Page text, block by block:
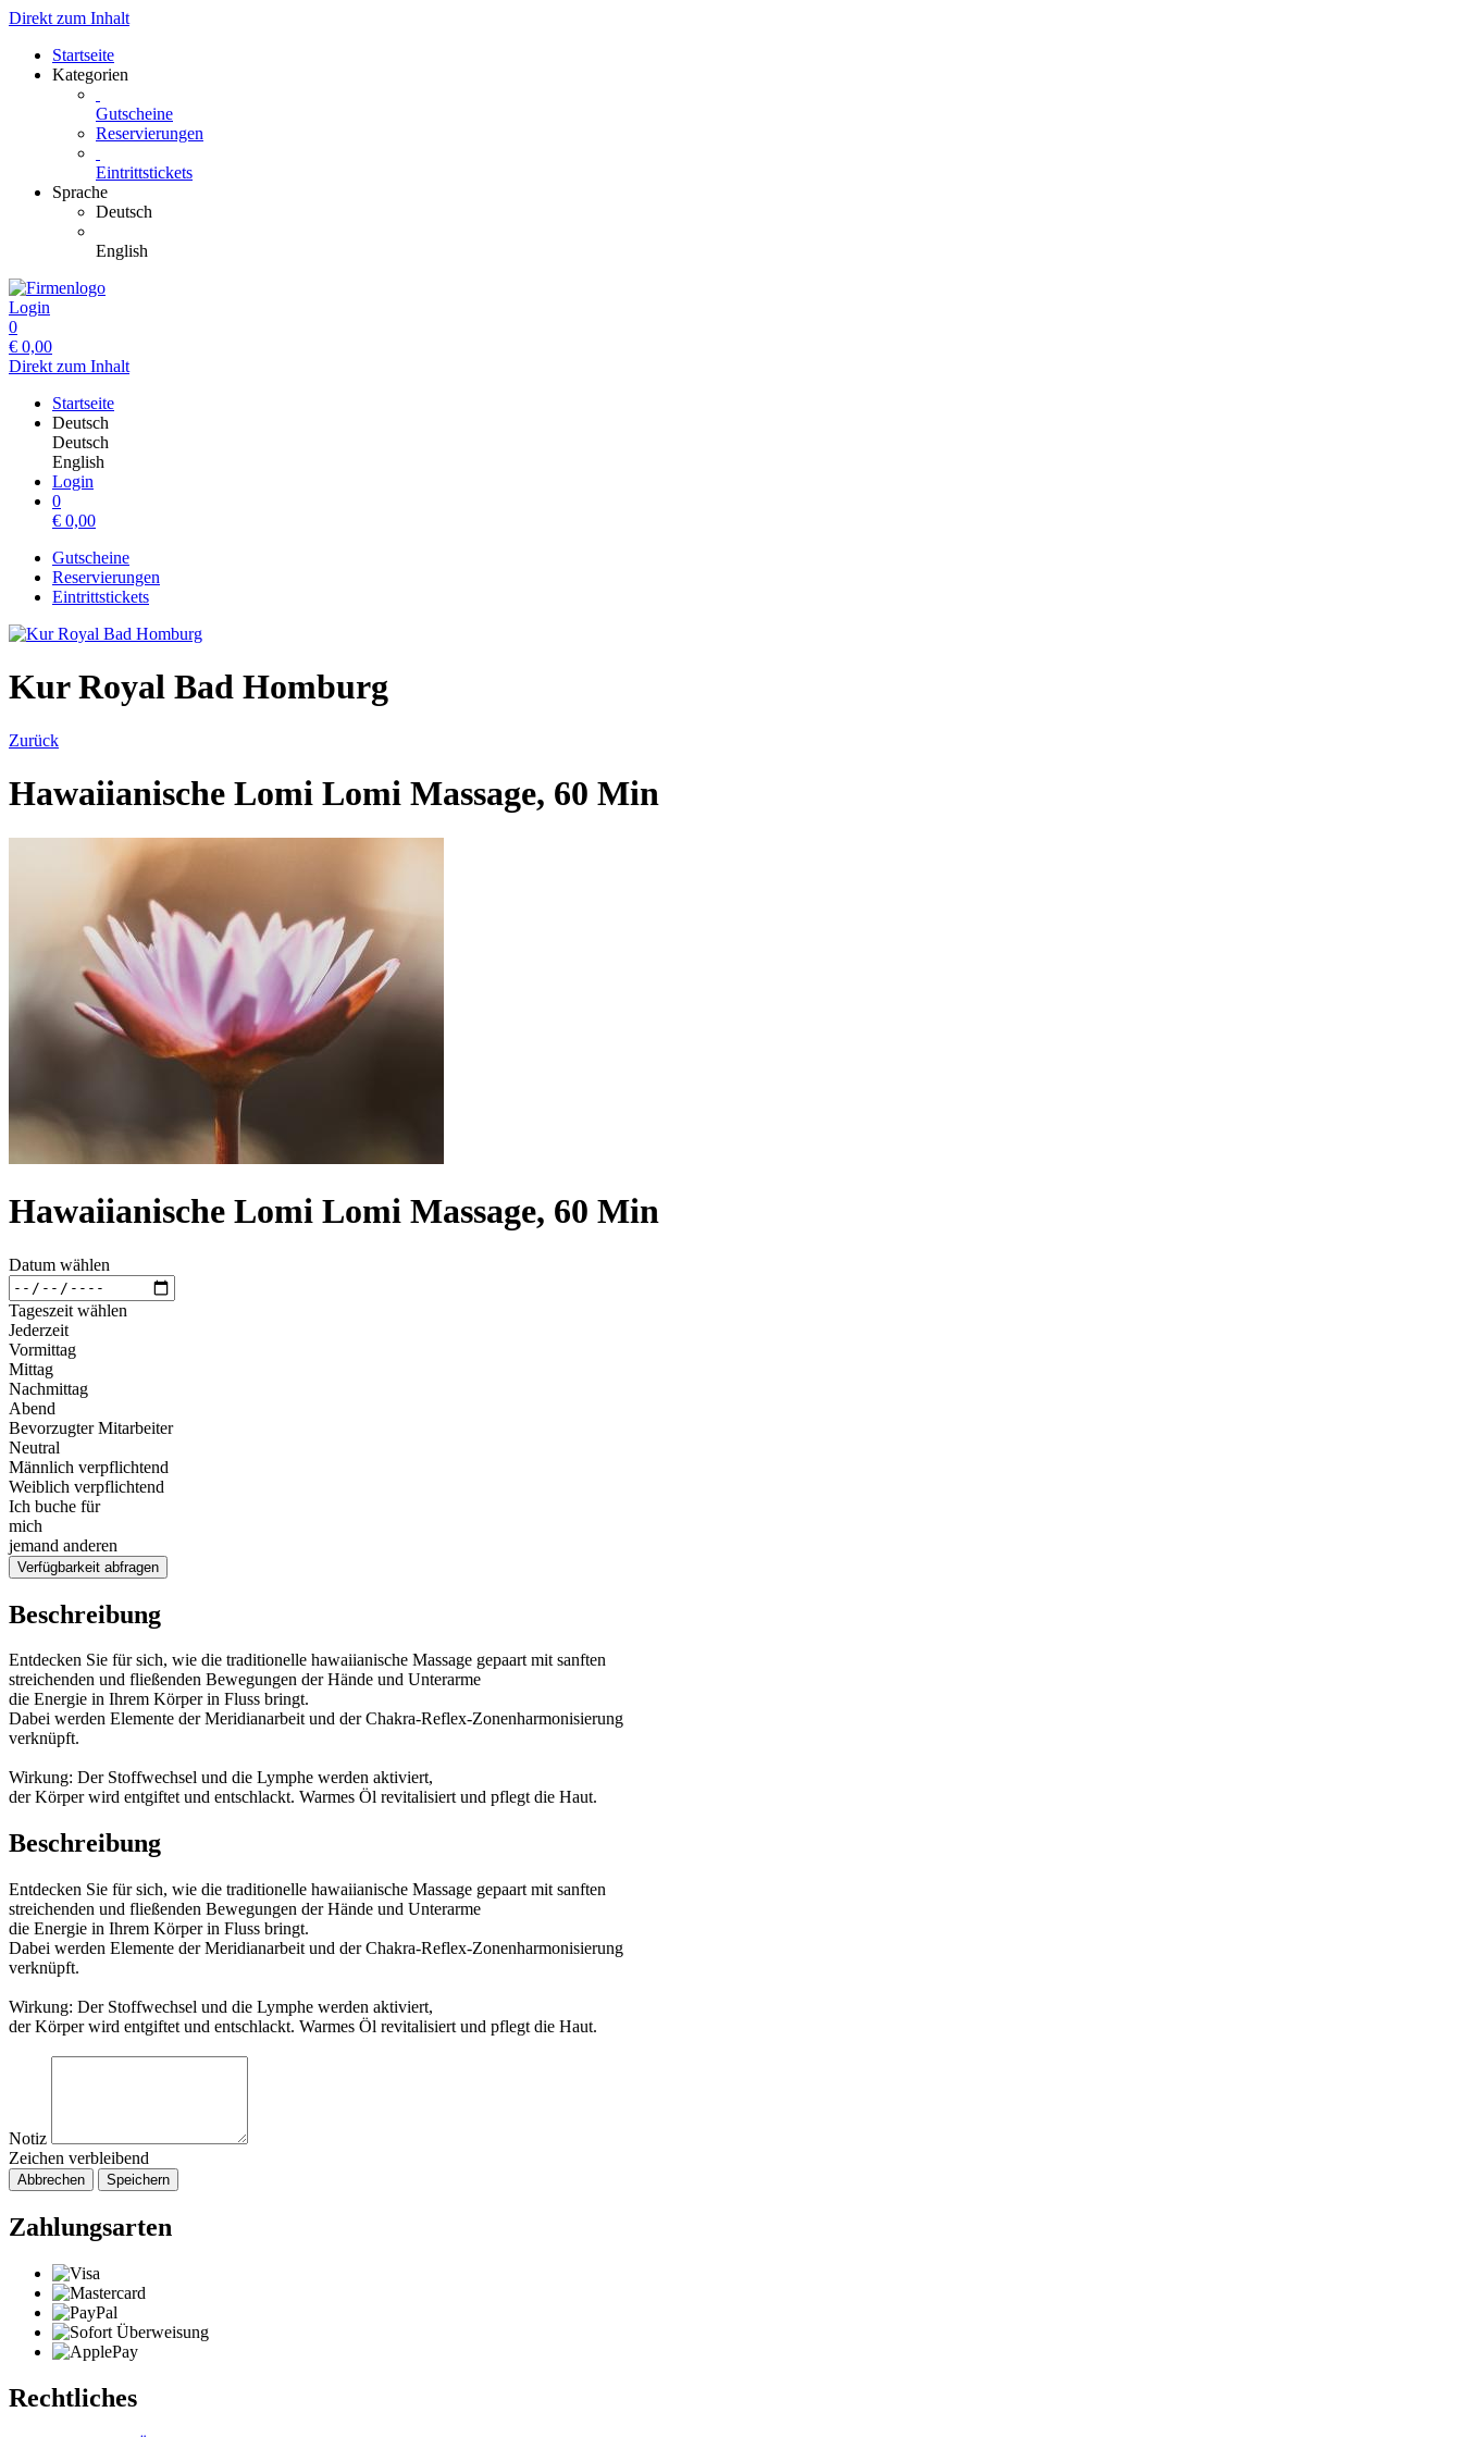
Direkt zum Inhalt
Startseite
Kategorien
Gutscheine
Reservierungen
Eintrittstickets
Sprache
Deutsch
English
Login
0
€ 0,00
Direkt zum Inhalt
Startseite
Deutsch
Deutsch
English
Login
0
€ 0,00
Gutscheine
Reservierungen
Eintrittstickets
Kur Royal Bad Homburg
Zurück
Hawaiianische Lomi Lomi Massage, 60 Min
Hawaiianische Lomi Lomi Massage, 60 Min
Datum wählen
Tageszeit wählen
Jederzeit
Vormittag
Mittag
Nachmittag
Abend
Bevorzugter Mitarbeiter
Neutral
Männlich verpflichtend
Weiblich verpflichtend
Ich buche für
mich
jemand anderen
Verfügbarkeit abfragen
Beschreibung
Entdecken Sie für sich, wie die traditionelle hawaiianische Massage gepaart mit sanften
streichenden und fließenden Bewegungen der Hände und Unterarme
die Energie in Ihrem Körper in Fluss bringt.
Dabei werden Elemente der Meridianarbeit und der Chakra-Reflex-Zonenharmonisierung
verknüpft.
Wirkung: Der Stoffwechsel und die Lymphe werden aktiviert,
der Körper wird entgiftet und entschlackt. Warmes Öl revitalisiert und pflegt die Haut.
Beschreibung
Entdecken Sie für sich, wie die traditionelle hawaiianische Massage gepaart mit sanften
streichenden und fließenden Bewegungen der Hände und Unterarme
die Energie in Ihrem Körper in Fluss bringt.
Dabei werden Elemente der Meridianarbeit und der Chakra-Reflex-Zonenharmonisierung
verknüpft.
Wirkung: Der Stoffwechsel und die Lymphe werden aktiviert,
der Körper wird entgiftet und entschlackt. Warmes Öl revitalisiert und pflegt die Haut.
Notiz
Zeichen verbleibend
Abbrechen Speichern
Zahlungsarten
Rechtliches